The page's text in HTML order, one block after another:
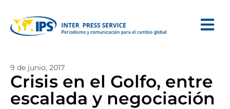
9 de junio, 2017
Crisis en el Golfo, entre
escalada y negociación